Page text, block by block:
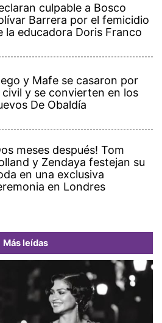
culpable a Bosco
Barrera por el femicidio
la educadora Doris Franco
y Mafe se casaron por
civil y se convierten en los
De Obaldía
meses después! Tom
y Zendaya festejan su
en una exclusiva
en Londres
Más leídas